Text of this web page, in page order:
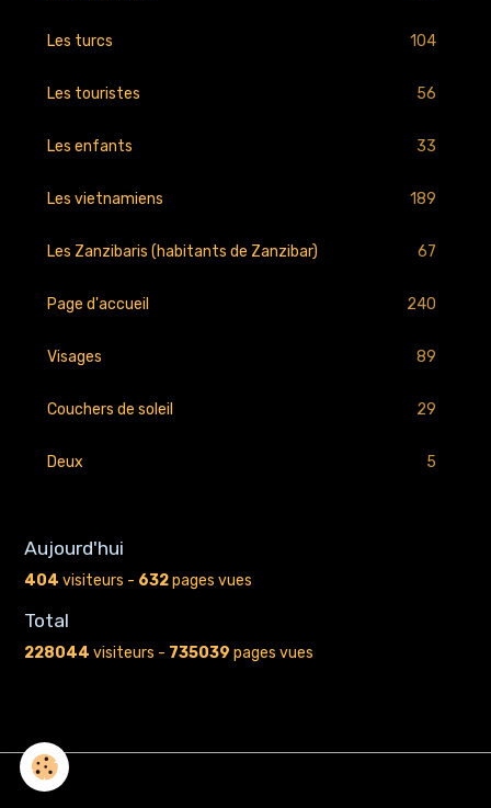
Les turcs 104
Les touristes 56
Les enfants 33
Les vietnamiens 189
Les Zanzibaris (habitants de Zanzibar) 67
Page d'accueil 240
Visages 89
Couchers de soleil 29
Deux 5
Aujourd'hui
404 visiteurs - 632pages vues
Total
228044 visiteurs - 735039 pages vues